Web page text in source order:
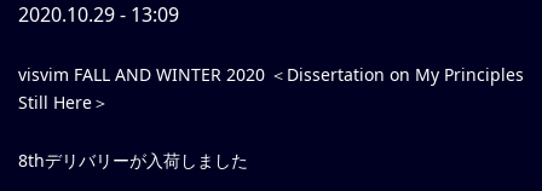
Pickup
Mail Order
2020.10.29 - 13:09
visvim FALL AND WINTER 2020 ＜Dissertation on My Principles
Still Here＞
8thデリバリーが入荷しました